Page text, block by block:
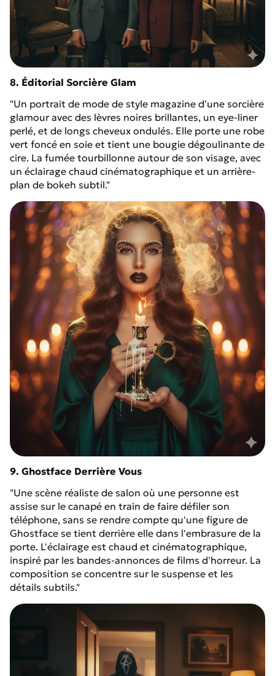
8. Éditorial Sorcière Glam
"Un portrait de mode de style magazine d'une sorcière
glamour avec des lèvres noires brillantes, un eye-liner
perlé, et de longs cheveux ondulés. Elle porte une robe
vert foncé en soie et tient une bougie dégoulinante de
cire. La fumée tourbillonne autour de son visage, avec
un éclairage chaud cinématographique et un arrière-
plan de bokeh subtil."
9. Ghostface Derrière Vous
"Une scène réaliste de salon où une personne est
assise sur le canapé en train de faire défiler son
téléphone, sans se rendre compte qu'une figure de
Ghostface se tient derrière elle dans l'embrasure de la
porte. L'éclairage est chaud et cinématographique,
inspiré par les bandes-annonces de films d'horreur. La
composition se concentre sur le suspense et les
détails subtils."